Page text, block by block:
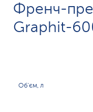
Френч-
Graphit-
Об'єм, л